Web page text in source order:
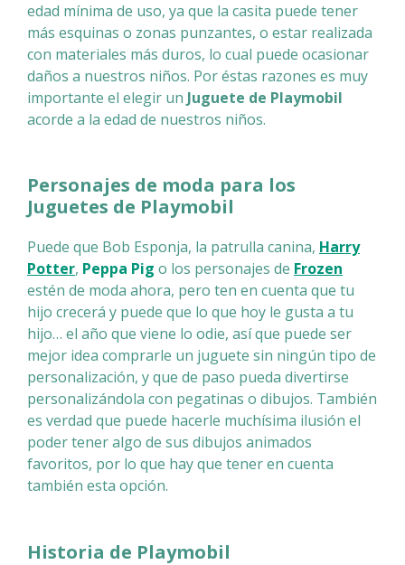
edad mínima de uso, ya que la casita puede tener
más esquinas o zonas punzantes, o estar realizada
con materiales más duros, lo cual puede ocasionar
daños a nuestros niños. Por éstas razones es muy
importante el elegir un Juguete de Playmobil
acorde a la edad de nuestros niños.
Personajes de moda para los
Juguetes de Playmobil
Puede que Bob Esponja, la patrulla canina, Harry
Potter, Peppa Pig o los personajes de Frozen
estén de moda ahora, pero ten en cuenta que tu
hijo crecerá y puede que lo que hoy le gusta a tu
hijo… el año que viene lo odie, así que puede ser
mejor idea comprarle un juguete sin ningún tipo de
personalización, y que de paso pueda divertirse
personalizándola con pegatinas o dibujos. También
es verdad que puede hacerle muchísima ilusión el
poder tener algo de sus dibujos animados
favoritos, por lo que hay que tener en cuenta
también esta opción.
Historia de Playmobil